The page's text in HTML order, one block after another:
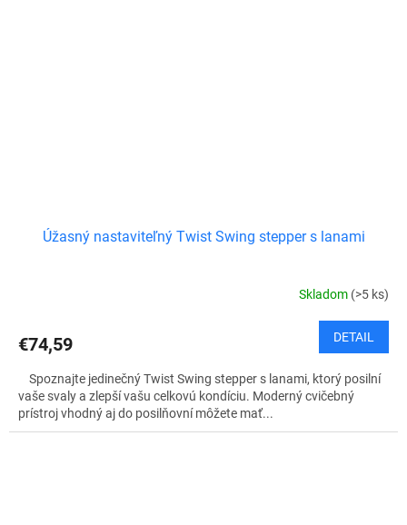
Úžasný nastaviteľný Twist Swing stepper s lanami
Skladom (>5 ks)
€74,59 DETAIL
Spoznajte jedinečný Twist Swing stepper s lanami, ktorý posilní
vaše svaly a zlepší vašu celkovú kondíciu. Moderný cvičebný
prístroj vhodný aj do posilňovní môžete mať...